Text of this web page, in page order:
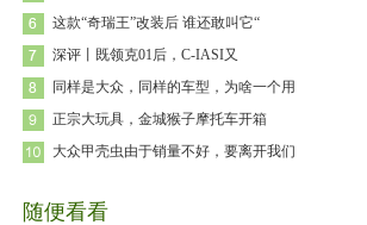
这款“奇瑞王”改装后 谁还敢叫它“
深评丨既领克01后，C-IASI又
同样是大众，同样的车型，为啥一个用
正宗大玩具，金城猴子摩托车开箱
大众甲壳虫由于销量不好，要离开我们
随便看看